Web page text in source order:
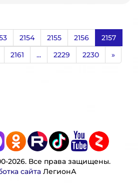
2154 2155 2156
2157
2161 ... 2229 2230 »
2026. Все права защищены.
сайтаЛегионА